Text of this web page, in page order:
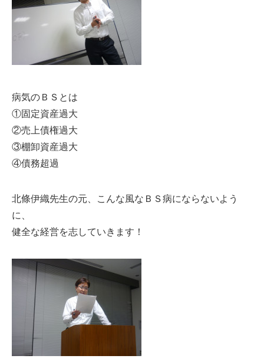
病気のＢＳとは
①固定資産過大
②売上債権過大
③棚卸資産過大
④債務超過
北條伊織先生の元、こんな風なＢＳ病にならないよう
に、
健全な経営を志していきます！